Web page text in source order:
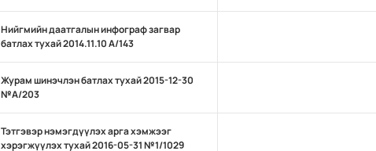
Нийгмийн даатгалын инфограф загвар
батлах тухай 2014.11.10 А/143
Журам шинэчлэн батлах тухай 2015-12-30
№А/203
Тэтгэвэр нэмэгдүүлэх арга хэмжээг
хэрэгжүүлэх тухай 2016-05-31 №1/1029